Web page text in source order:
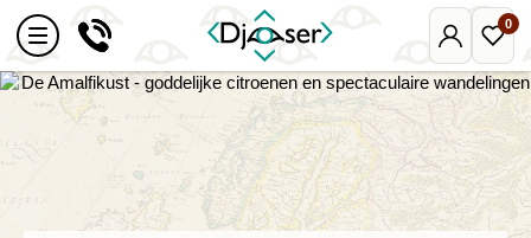
Mijn
Djoser
0